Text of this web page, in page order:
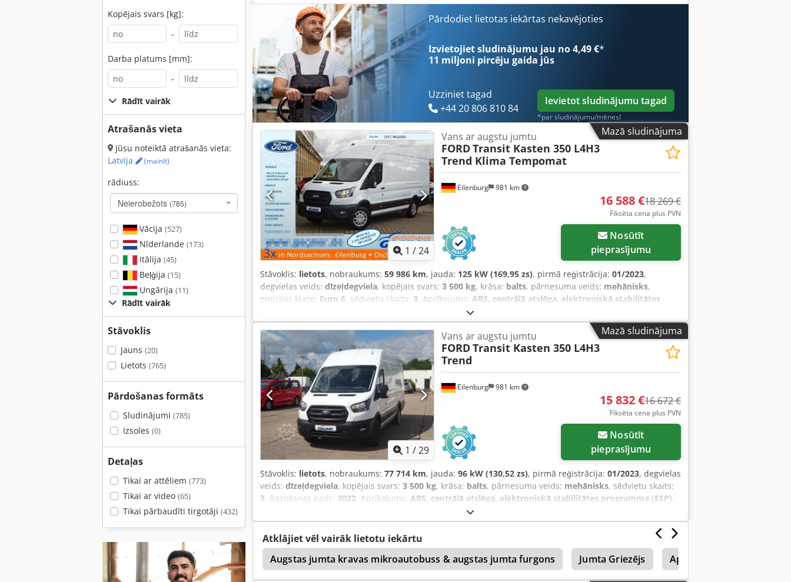
Kopējais svars [kg]:
-
Darba platums [mm]:
-
Rādīt vairāk
Atrašanās vieta
Jūsu noteiktā atrašanās vieta:
Latvija
(mainīt)
rādiuss:
Neierobežots (785)
Vācija (527)
Nīderlande (173)
Itālija (45)
Beļģija (15)
Ungārija (11)
Rādīt vairāk
Stāvoklis
Jauns (20)
Lietots (765)
Pārdošanas formāts
Sludinājumi (785)
Izsoles (0)
Detaļas
Tikai ar attēliem (773)
Tikai ar video (65)
Tikai pārbaudīti tirgotāji (432)
Pārdodiet lietotas iekārtas nekavējoties
Izvietojiet sludinājumu jau no 4,49 €*
11 miljoni pircēju gaida jūs
Uzziniet tagad
+44 20 806 810 84
Ievietot sludinājumu tagad
*par sludinājumu/mēnesī
Mazā sludinājuma
1 /24
Eilenburg 981 km
Vans ar augstu jumtu
FORDTransit Kasten 350 L4H3
Trend Klima Tempomat
16 588 €18 269 €
Fiksēta cena plus PVN
pieprasījumu
Stāvoklis: lietots, nobraukums: 59 986 km, jauda: 125 kW (169,95 zs), pirmā reģistrācija: 01/2023,
degvielas veids: dīzeļdegviela, kopējais svars: 3 500 kg, krāsa: balts, pārnesuma veids: mehānisks,
emisijas klase: Euro 6, sēdvietu skaits: 3, Aprīkojums: ABS, centrālā atslēga, elektroniskā stabilitātes
programma (ESP), gaisa kondicionēšana, kvēpu filtrs
Mazā sludinājuma
1 /29
Eilenburg 981 km
Vans ar augstu jumtu
FORDTransit Kasten 350 L4H3
Trend
15 832 €16 672 €
Fiksēta cena plus PVN
pieprasījumu
Stāvoklis: lietots, nobraukums: 77 714 km, jauda: 96 kW (130,52 zs), pirmā reģistrācija: 01/2023, degvielas
veids: dīzeļdegviela, kopējais svars: 3 500 kg, krāsa: balts, pārnesuma veids: mehānisks, sēdvietu skaits:
3, Ražošanas gads: 2022, Aprīkojums: ABS, centrālā atslēga, elektroniskā stabilitātes programma (ESP),
Atklājiet vēl vairāk lietotu iekārtu
Augstas jumta kravas mikroautobuss & augstas jumta furgons
Jumta Griezējs Apaļu Jumta Zāle
Pasažieru Kuģu Pārdošanai